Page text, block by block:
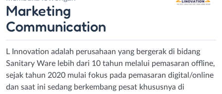
Marketing
Communication
L Innovation adalah perusahaan yang bergerak di bidang
Sanitary Ware lebih dari 10 tahun melalui pemasaran offline,
sejak tahun 2020 mulai fokus pada pemasaran digital/online
dan saat ini sedang berkembang pesat khususnya di